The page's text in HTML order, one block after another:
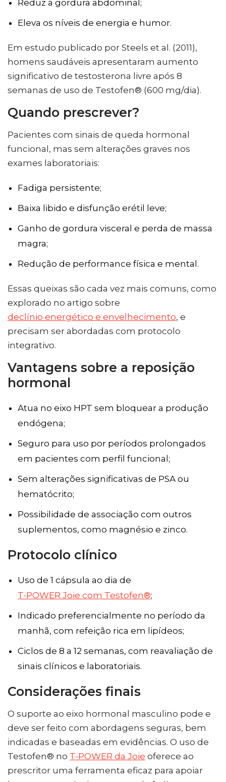
Reduz a gordura abdominal;
Eleva os níveis de energia e humor.
Em estudo publicado por Steels et al. (2011),
homens saudáveis apresentaram aumento
significativo de testosterona livre após 8
semanas de uso de Testofen® (600 mg/dia).
Quando prescrever?
Pacientes com sinais de queda hormonal
funcional, mas sem alterações graves nos
exames laboratoriais:
Fadiga persistente;
Baixa libido e disfunção erétil leve;
Ganho de gordura visceral e perda de massa
magra;
Redução de performance física e mental.
Essas queixas são cada vez mais comuns, como
explorado no artigo sobre
declínio energético e envelhecimento, e
precisam ser abordadas com protocolo
integrativo.
Vantagens sobre a reposição
hormonal
Atua no eixo HPT sem bloquear a produção
endógena;
Seguro para uso por períodos prolongados
em pacientes com perfil funcional;
Sem alterações significativas de PSA ou
hematócrito;
Possibilidade de associação com outros
suplementos, como magnésio e zinco.
Protocolo clínico
Uso de 1 cápsula ao dia de
T-POWER Joie com Testofen®;
Indicado preferencialmente no período da
manhã, com refeição rica em lipídeos;
Ciclos de 8 a 12 semanas, com reavaliação de
sinais clínicos e laboratoriais.
Considerações finais
O suporte ao eixo hormonal masculino pode e
deve ser feito com abordagens seguras, bem
indicadas e baseadas em evidências. O uso de
Testofen® no T-POWER da Joie oferece ao
prescritor uma ferramenta eficaz para apoiar